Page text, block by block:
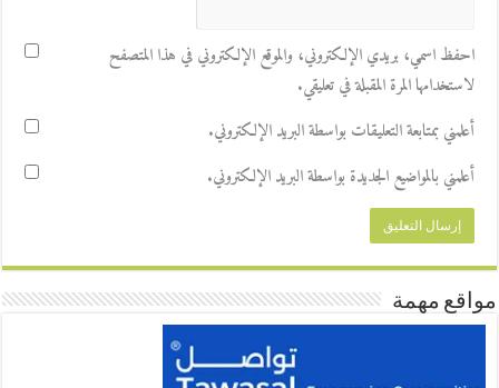
احفظ اسمي، بريدي الإلكتروني، والموقع الإلكتروني في هذا المتصفح
لاستخدامها المرة المقبلة في تعليقي.
أعلمني بمتابعة التعليقات بواسطة البريد الإلكتروني.
أعلمني بالمواضيع الجديدة بواسطة البريد الإلكتروني.
مواقع مهمة